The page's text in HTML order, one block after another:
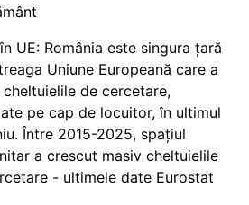
UE: România este singura țară
Uniune Europeană care a
cheltuielile de cercetare,
pe cap de locuitor, în ultimul
Între 2015-2025, spațiul
a crescut masiv cheltuielile
- ultimele date Eurostat